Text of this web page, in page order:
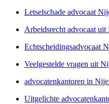
Letselschade advocaat
Arbeidsrecht advocaat uit
Echtscheidingsadvocaat
Veelgestelde vragen uit
advocatenkantoren in
Uitgelichte